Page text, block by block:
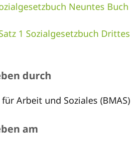
Neuntes Buch
1 Sozialgesetzbuch Drittes
durch
Arbeit und Soziales (BMAS)
am